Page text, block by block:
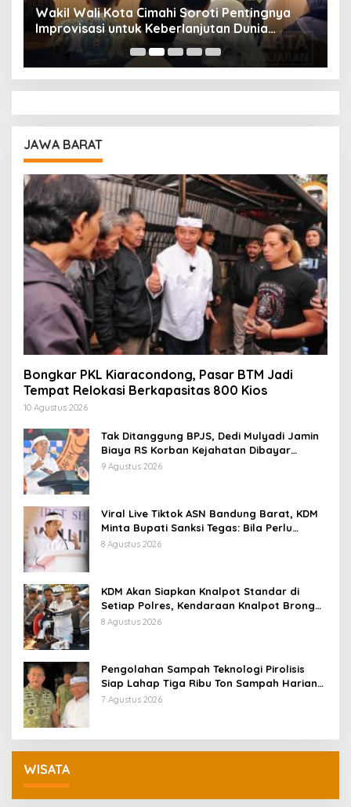
Wakil Wali Kota Cimahi Soroti Pentingnya
Improvisasi untuk Keberlanjutan Dunia
Pendidikan
JAWA BARAT
Bongkar PKL Kiaracondong, Pasar BTM Jadi
Tempat Relokasi Berkapasitas 800 Kios
10 Agustus 2026
Tak Ditanggung BPJS, Dedi Mulyadi Jamin
Biaya RS Korban Kejahatan Dibayar
Pemprov Jabar
9 Agustus 2026
Viral Live Tiktok ASN Bandung Barat, KDM
Minta Bupati Sanksi Tegas: Bila Perlu
Pemberhentian
8 Agustus 2026
KDM Akan Siapkan Knalpot Standar di
Setiap Polres, Kendaraan Knalpot Brong
Tertangkap Langsung Ganti
8 Agustus 2026
Pengolahan Sampah Teknologi Pirolisis
Siap Lahap Tiga Ribu Ton Sampah Harian
Jawa Barat
7 Agustus 2026
WISATA